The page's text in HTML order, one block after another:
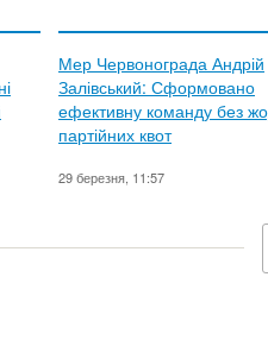
Мер Червонограда Андрій
Залівський: Сформовано
ефективну команду без
партійних квот
29 березня, 11:57